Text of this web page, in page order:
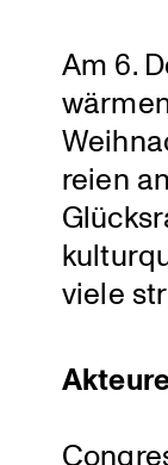
Am 6.
reien
viele